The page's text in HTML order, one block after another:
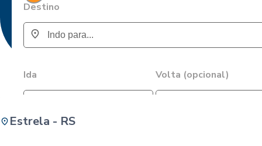
Destino
Ida Volta (opcional)
Estrela - RS